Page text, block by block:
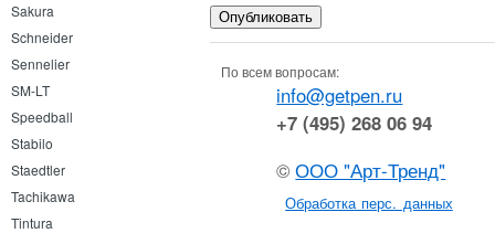
Sakura
Schneider
Sennelier
SM-LT
Speedball
Stabilo
Staedtler
Tachikawa
Tintura
По всем вопросам:
info@getpen.ru
+7 (495) 268 06 94
©ООО "Арт-Тренд"
Обработка перс. данных